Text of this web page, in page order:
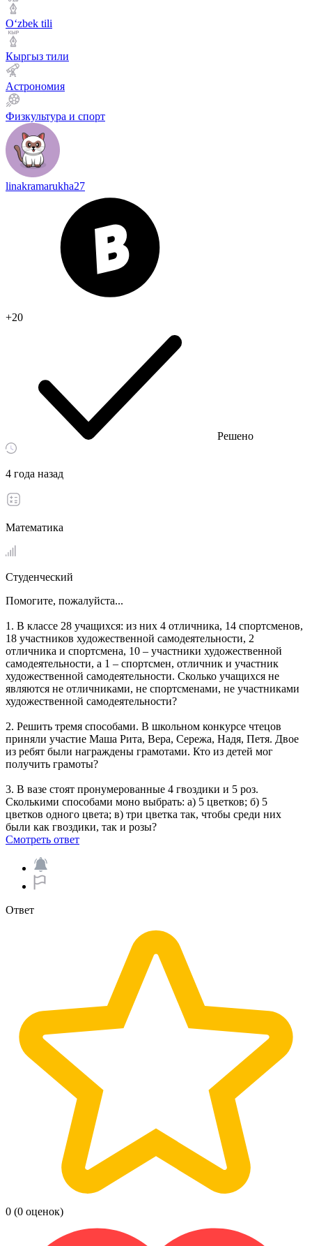
Оʻzbek tili
Кыргыз тили
Астрономия
Физкультура и спорт
linakramarukha27
+20
Решено
4 года назад
Математика
Студенческий
Помогите, пожалуйста...
1. В классе 28 учащихся: из них 4 отличника, 14 спортсменов,
18 участников художественной самодеятельности, 2
отличника и спортсмена, 10 – участники художественной
самодеятельности, а 1 – спортсмен, отличник и участник
художественной самодеятельности. Сколько учащихся не
являются не отличниками, не спортсменами, не участниками
художественной самодеятельности?
2. Решить тремя способами. В школьном конкурсе чтецов
приняли участие Маша Рита, Вера, Сережа, Надя, Петя. Двое
из ребят были награждены грамотами. Кто из детей мог
получить грамоты?
3. В вазе стоят пронумерованные 4 гвоздики и 5 роз.
Сколькими способами моно выбрать: а) 5 цветков; б) 5
цветков одного цвета; в) три цветка так, чтобы среди них
были как гвоздики, так и розы?
Смотреть ответ
Ответ
0 (0 оценок)